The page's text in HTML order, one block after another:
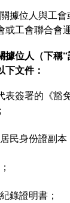
據位人與工
工會聯合會
據位人（下稱
下文件：
表簽署的《豁
民身份證副本
錄證明書；